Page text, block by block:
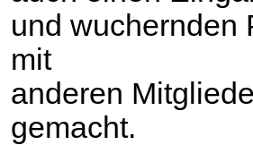
und wuchernden
mit
anderen
gemacht.